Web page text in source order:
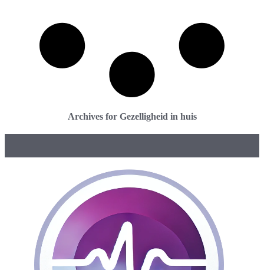
Archives for Gezelligheid in huis